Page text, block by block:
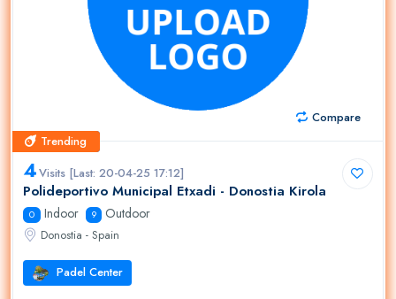
Compare
Trending
Trending
4Visits [Last: 20-04-25 17:12]
Polideportivo Municipal Etxadi - Donostia Kirola
0 Indoor 9 Outdoor
Donostia - Spain
Padel Center